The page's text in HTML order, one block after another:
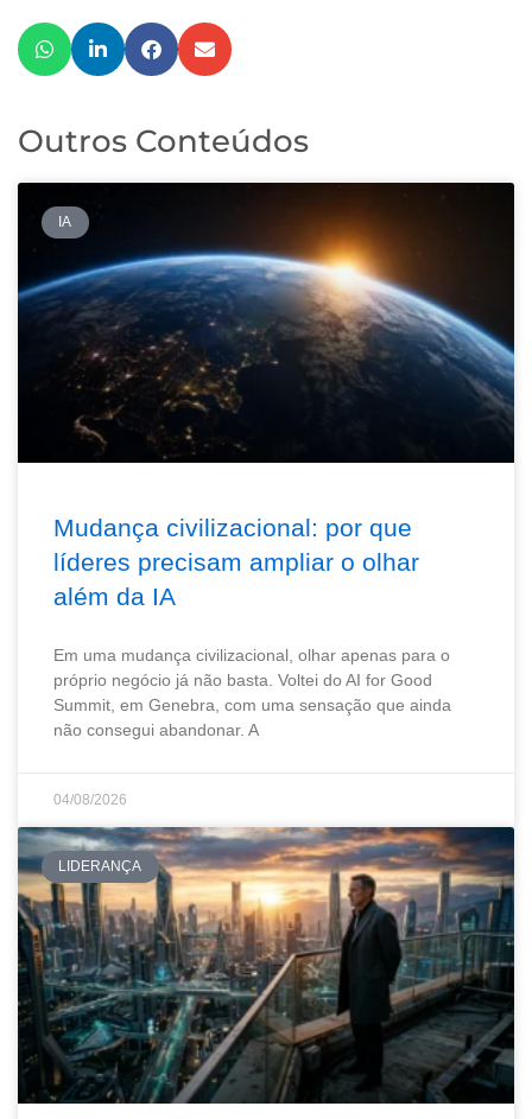
Outros Conteúdos
IA
Mudança civilizacional: por que
líderes precisam ampliar o olhar
além da IA
Em uma mudança civilizacional, olhar apenas para o
próprio negócio já não basta. Voltei do AI for Good
Summit, em Genebra, com uma sensação que ainda
não consegui abandonar. A
04/08/2026
LIDERANÇA